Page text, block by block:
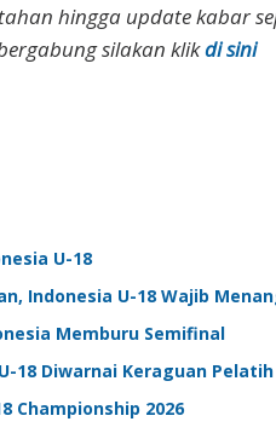
hingga update kabar
silakan klikdi sini
U-18
Indonesia U-18 Wajib
Memburu Semifinal
18 Diwarnai Keraguan Pelatih
Championship 2026